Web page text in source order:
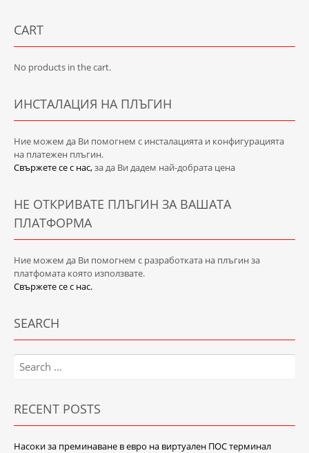
CART
No products in the cart.
ИНСТАЛАЦИЯ НА ПЛЪГИН
Ние можем да Ви помогнем с инсталацията и конфигурацията
на платежен плъгин.
Свържете се с нас,за да Ви дадем най-добрата цена
НЕ ОТКРИВАТЕ ПЛЪГИН ЗА ВАШАТА
ПЛАТФОРМА
Ние можем да Ви помогнем с разработката на плъгин за
платфомата която използвате.
Свържете се с нас.
SEARCH
Search
for:
RECENT POSTS
Насоки за преминаване в евро на виртуален ПОС терминал